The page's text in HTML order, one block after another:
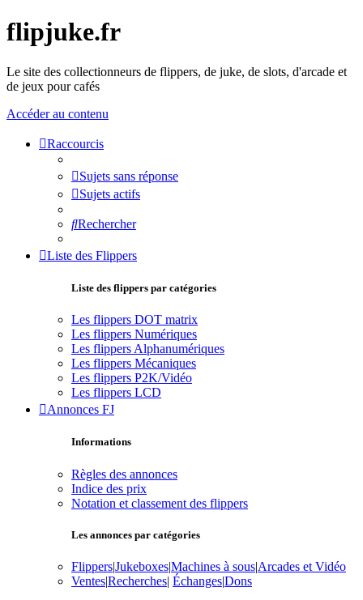
flipjuke.fr
Le site des collectionneurs de flippers, de juke, de slots, d'arcade et
de jeux pour cafés
Accéder au contenu
Raccourcis
Sujets sans réponse
Sujets actifs
Rechercher
Liste des Flippers
Liste des flippers par catégories
Les flippers DOT matrix
Les flippers Numériques
Les flippers Alphanumériques
Les flippers Mécaniques
Les flippers P2K/Vidéo
Les flippers LCD
Annonces FJ
Informations
Règles des annonces
Indice des prix
Notation et classement des flippers
Les annonces par catégories
Flippers|Jukeboxes|Machines à sous|Arcades et Vidéo
Ventes|Recherches| Échanges|Dons